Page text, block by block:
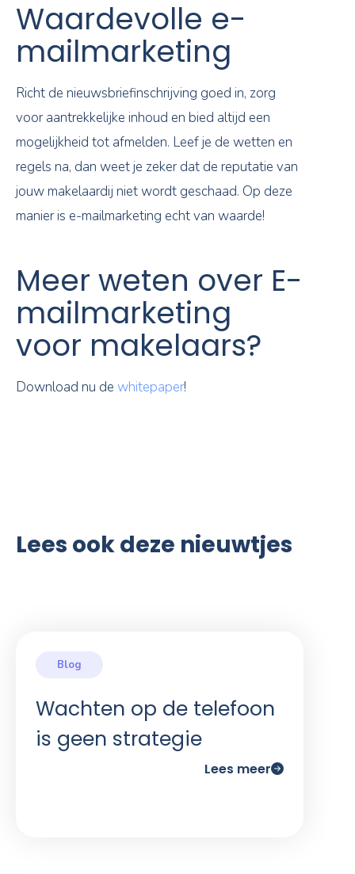
Waardevolle e-
mailmarketing
Richt de nieuwsbriefinschrijving goed in, zorg
voor aantrekkelijke inhoud en bied altijd een
mogelijkheid tot afmelden. Leef je de wetten en
regels na, dan weet je zeker dat de reputatie van
jouw makelaardij niet wordt geschaad. Op deze
manier is e-mailmarketing echt van waarde!
Meer weten over E-
mailmarketing
voor makelaars?
Download nu dewhitepaper!
Lees ook deze nieuwtjes
Wachten op de telefoon
is geen strategie
Lees meer